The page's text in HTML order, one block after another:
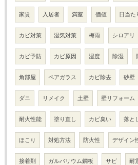
家賃 入居者 満室 価値 日当た
カビ対策 湿気対策 梅雨 シロアリ
カビ予防 カビ原因 湿度 除湿
角部屋 ペアガラス カビ除去 砂壁
ダニ リメイク 土壁 壁リフォーム
耐火性能 塗り直し カビ臭い 落と
ほこり 対処方法 防火性 デザイン
接着剤 ガルバリウム鋼板 サビ 耐